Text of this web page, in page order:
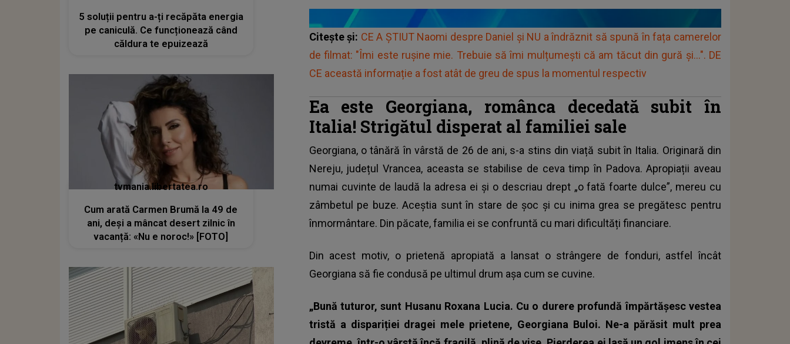
Citește și: CE A ȘTIUT Naomi despre Daniel și NU a îndrăznit să spună în fața camerelor
de filmat: "Îmi este rușine mie. Trebuie să îmi mulțumești că am tăcut din gură și...". DE
CE această informație a fost atât de greu de spus la momentul respectiv
Ea este Georgiana, românca decedată subit în
Italia! Strigătul disperat al familiei sale
Georgiana, o tânără în vârstă de 26 de ani, s-a stins din viață subit în Italia. Originară din
Nereju, județul Vrancea, aceasta se stabilise de ceva timp în Padova. Apropiații aveau
numai cuvinte de laudă la adresa ei și o descriau drept „o fată foarte dulce”, mereu cu
zâmbetul pe buze. Aceștia sunt în stare de șoc și cu inima grea se pregătesc pentru
înmormântare. Din păcate, familia ei se confruntă cu mari dificultăți financiare.
Din acest motiv, o prietenă apropiată a lansat o strângere de fonduri, astfel încât
Georgiana să fie condusă pe ultimul drum așa cum se cuvine.
„Bună tuturor, sunt Husanu Roxana Lucia. Cu o durere profundă împărtășesc vestea
tristă a dispariției dragei mele prietene, Georgiana Buloi. Ne-a părăsit mult prea
5 soluții pentru a-ți recăpăta energia
pe caniculă. Ce funcționează când
căldura te epuizează
tvmania.libertatea.ro
Cum arată Carmen Brumă la 49 de
ani, deși a mâncat desert zilnic în
vacanță: «Nu e noroc!» [FOTO]